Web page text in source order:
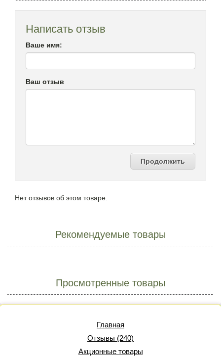
Написать отзыв
Ваше имя:
Ваш отзыв
Продолжить
Нет отзывов об этом товаре.
Рекомендуемые товары
Просмотренные товары
Главная
Отзывы (240)
Акционные товары